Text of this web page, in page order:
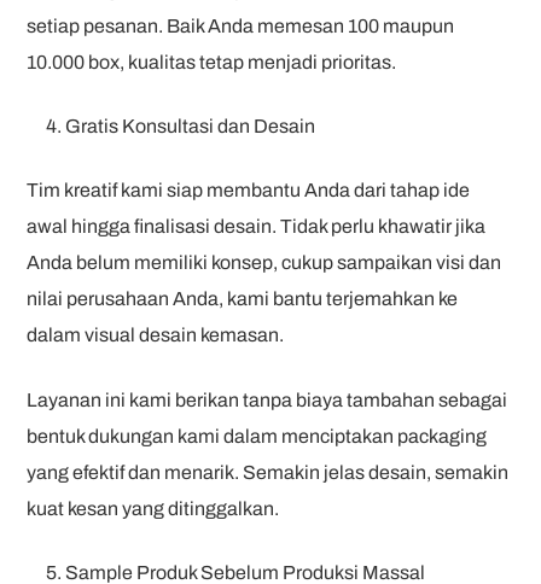
setiap pesanan. Baik Anda memesan 100 maupun
10.000 box, kualitas tetap menjadi prioritas.
Gratis Konsultasi dan Desain
Tim kreatif kami siap membantu Anda dari tahap ide
awal hingga finalisasi desain. Tidak perlu khawatir jika
Anda belum memiliki konsep, cukup sampaikan visi dan
nilai perusahaan Anda, kami bantu terjemahkan ke
dalam visual desain kemasan.
Layanan ini kami berikan tanpa biaya tambahan sebagai
bentuk dukungan kami dalam menciptakan packaging
yang efektif dan menarik. Semakin jelas desain, semakin
kuat kesan yang ditinggalkan.
Sample Produk Sebelum Produksi Massal